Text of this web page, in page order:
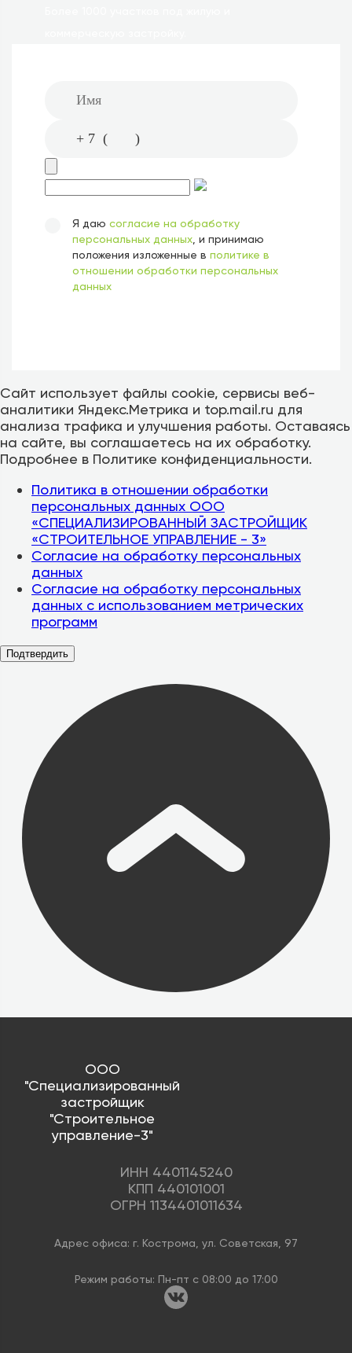
Я даю согласие на обработку
персональных данных, и принимаю
положения изложенные в политике в
отношении обработки персональных
данных
Сайт использует файлы cookie, сервисы веб-
аналитики Яндекс.Метрика и top.mail.ru для
анализа трафика и улучшения работы. Оставаясь
на сайте, вы соглашаетесь на их обработку.
Подробнее в Политике конфиденциальности.
Политика в отношении обработки
персональных данных ООО
«СПЕЦИАЛИЗИРОВАННЫЙ ЗАСТРОЙЩИК
«СТРОИТЕЛЬНОЕ УПРАВЛЕНИЕ - 3»
Согласие на обработку персональных
данных
Согласие на обработку персональных
данных с использованием метрических
программ
Подтвердить
ООО
"Специализированный
застройщик
"Строительное
управление-3"
ИНН 4401145240
КПП 440101001
ОГРН 1134401011634
Адрес офиса: г. Кострома, ул. Советская, 97
Режим работы: Пн-пт с 08:00 до 17:00